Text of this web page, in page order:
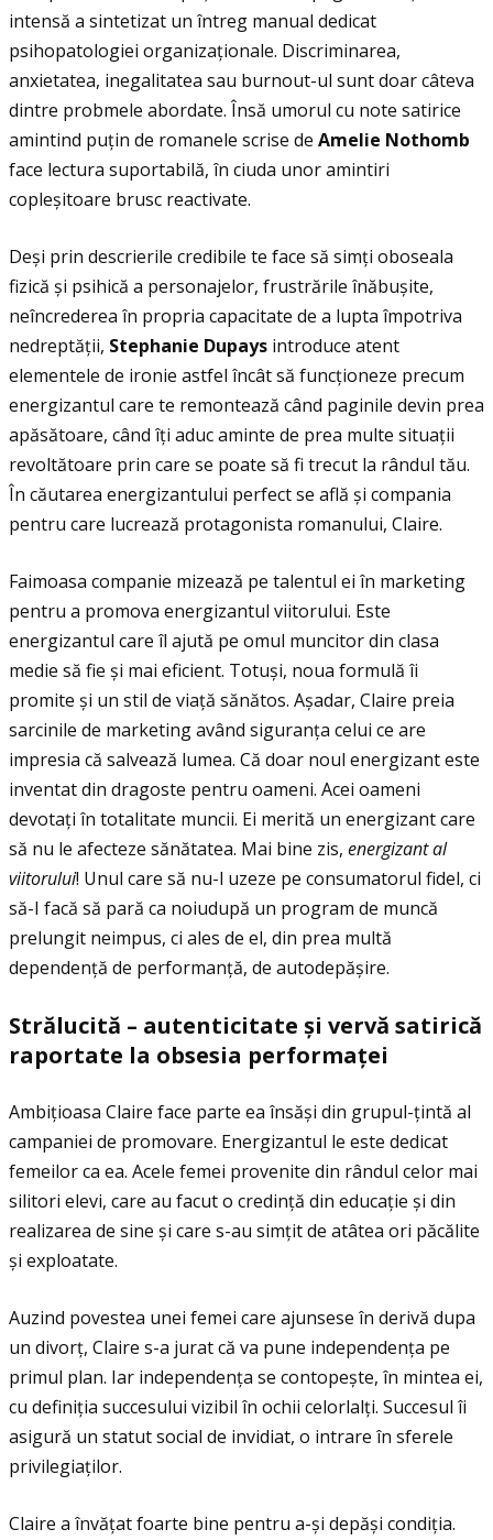
intensă a sintetizat un întreg manual dedicat
psihopatologiei organizaţionale. Discriminarea,
anxietatea, inegalitatea sau burnout-ul sunt doar câteva
dintre probmele abordate. Însă umorul cu note satirice
amintind puţin de romanele scrise de Amelie Nothomb
face lectura suportabilă, în ciuda unor amintiri
copleșitoare brusc reactivate.
Deși prin descrierile credibile te face să simţi oboseala
fizică și psihică a personajelor, frustrările înăbușite,
neîncrederea în propria capacitate de a lupta împotriva
nedreptăţii, Stephanie Dupays introduce atent
elementele de ironie astfel încât să funcţioneze precum
energizantul care te remontează când paginile devin prea
apăsătoare, când îţi aduc aminte de prea multe situaţii
revoltătoare prin care se poate să fi trecut la rândul tău.
În căutarea energizantului perfect se află și compania
pentru care lucrează protagonista romanului, Claire.
Faimoasa companie mizează pe talentul ei în marketing
pentru a promova energizantul viitorului. Este
energizantul care îl ajută pe omul muncitor din clasa
medie să fie și mai eficient. Totuși, noua formulă îi
promite și un stil de viaţă sănătos. Așadar, Claire preia
sarcinile de marketing având siguranţa celui ce are
impresia că salvează lumea. Că doar noul energizant este
inventat din dragoste pentru oameni. Acei oameni
devotaţi în totalitate muncii. Ei merită un energizant care
să nu le afecteze sănătatea. Mai bine zis, energizant al
viitorului! Unul care să nu-l uzeze pe consumatorul fidel, ci
să-I facă să pară ca noiudupă un program de muncă
prelungit neimpus, ci ales de el, din prea multă
dependenţă de performanţă, de autodepășire.
Strălucită – autenticitate și vervă satirică
raportate la obsesia performaţei
Ambiţioasa Claire face parte ea însăși din grupul-ţintă al
campaniei de promovare. Energizantul le este dedicat
femeilor ca ea. Acele femei provenite din rândul celor mai
silitori elevi, care au facut o credinţă din educaţie și din
realizarea de sine și care s-au simţit de atâtea ori păcălite
și exploatate.
Auzind povestea unei femei care ajunsese în derivă dupa
un divorţ, Claire s-a jurat că va pune independenţa pe
primul plan. Iar independenţa se contopește, în mintea ei,
cu definiţia succesului vizibil în ochii celorlalţi. Succesul îi
asigură un statut social de invidiat, o intrare în sferele
privilegiaţilor.
Claire a învăţat foarte bine pentru a-și depăși condiţia.